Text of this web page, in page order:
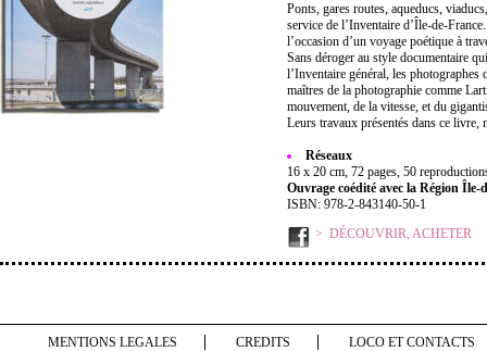
Ponts, gares routes, aqueducs,
service de l’Inventaire d’Île-de-
l’occasion d’un voyage poétique à
Sans déroger au style documentaire
l’Inventaire général, les photographes
maîtres de la photographie comme
mouvement, de la vitesse, et du
Leurs travaux présentés dans ce livre,
Réseaux
16 x 20 cm, 72 pages, 50
Ouvrage coédité avec la Région Île-
ISBN: 978-2-843140-50-1
DÉCOUVRIR, ACHETER
MENTIONS LEGALES CREDITS LOCO ET CONTACTS